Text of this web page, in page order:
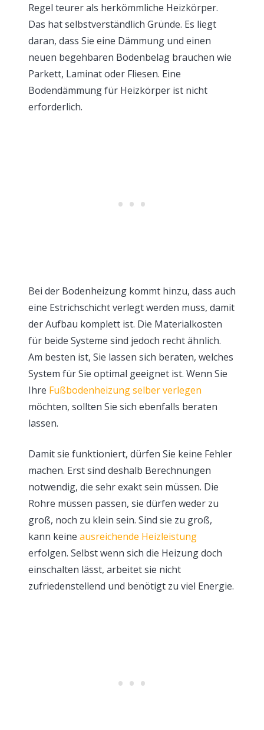
Regel teurer als herkömmliche Heizkörper.
Das hat selbstverständlich Gründe. Es liegt
daran, dass Sie eine Dämmung und einen
neuen begehbaren Bodenbelag brauchen wie
Parkett, Laminat oder Fliesen. Eine
Bodendämmung für Heizkörper ist nicht
erforderlich.
Bei der Bodenheizung kommt hinzu, dass auch
eine Estrichschicht verlegt werden muss, damit
der Aufbau komplett ist. Die Materialkosten
für beide Systeme sind jedoch recht ähnlich.
Am besten ist, Sie lassen sich beraten, welches
System für Sie optimal geeignet ist. Wenn Sie
Ihre Fußbodenheizung selber verlegen
möchten, sollten Sie sich ebenfalls beraten
lassen.
Damit sie funktioniert, dürfen Sie keine Fehler
machen. Erst sind deshalb Berechnungen
notwendig, die sehr exakt sein müssen. Die
Rohre müssen passen, sie dürfen weder zu
groß, noch zu klein sein. Sind sie zu groß,
kann keine ausreichende Heizleistung
erfolgen. Selbst wenn sich die Heizung doch
einschalten lässt, arbeitet sie nicht
zufriedenstellend und benötigt zu viel Energie.